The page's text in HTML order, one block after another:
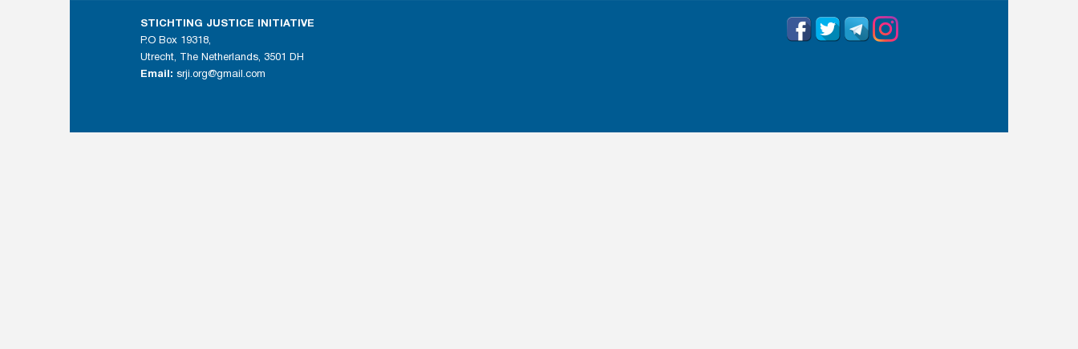
STICHTING JUSTICE INITIATIVE
P.O Box 19318,
Utrecht, The Netherlands, 3501 DH
Email: srji.org@gmail.com